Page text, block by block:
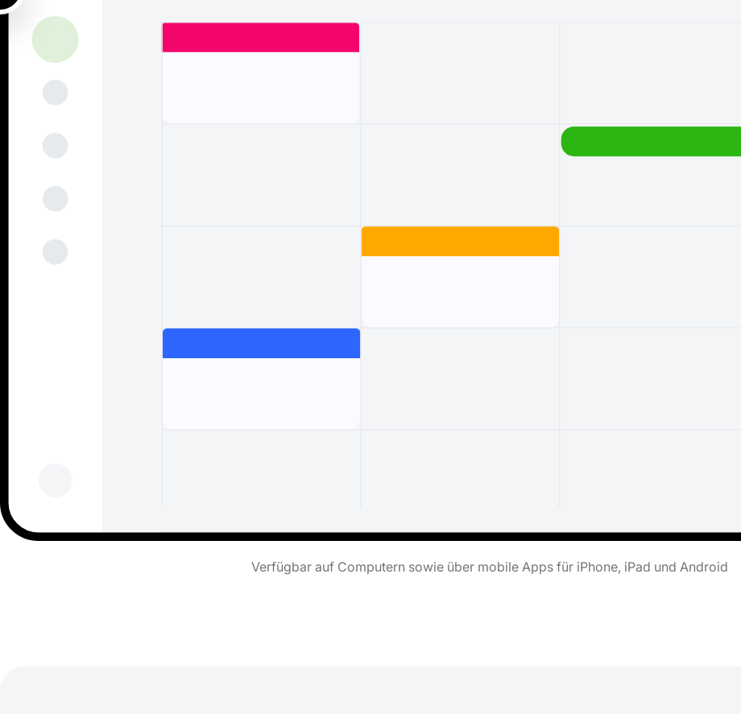
Verfügbar auf Computern sowie über mobile Apps für iPhone, iPad und Android